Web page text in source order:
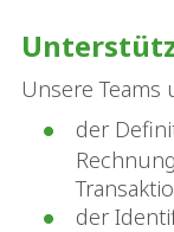
Unsere
der
der